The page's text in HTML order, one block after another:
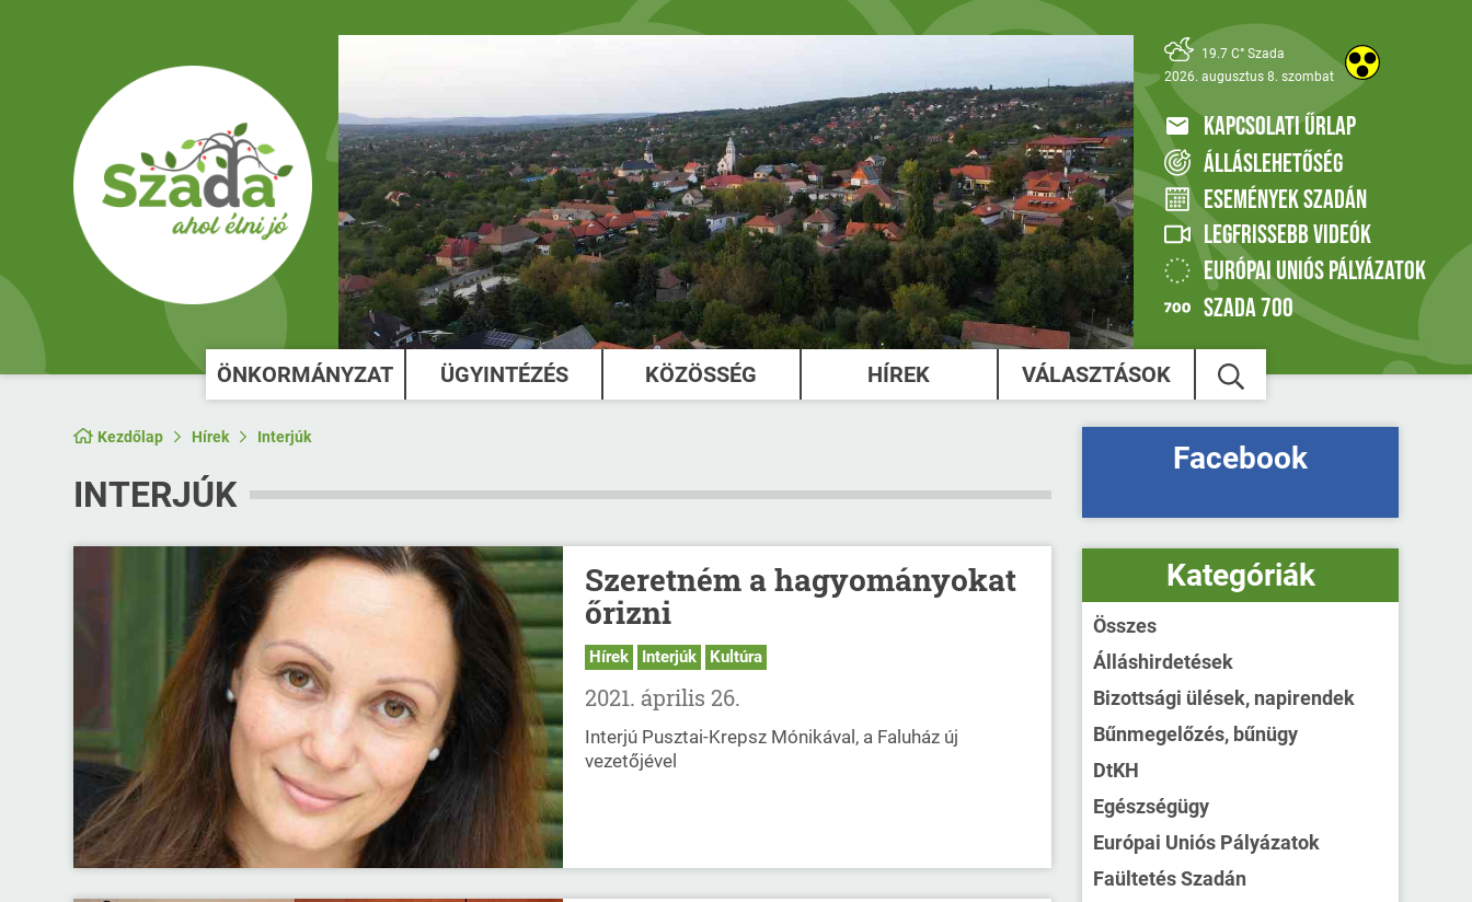
19.7 C° Szada
2026. augusztus 8. szombat
KAPCSOLATI ŰRLAP
ÁLLÁSLEHETŐSÉG
ESEMÉNYEK SZADÁN
LEGFRISSEBB VIDEÓK
EURÓPAI UNIÓS PÁLYÁZATOK
SZADA 700
ÖNKORMÁNYZAT ÜGYINTÉZÉS KÖZÖSSÉG HÍREK VÁLASZTÁSOK
Kezdőlap Hírek Interjúk
INTERJÚK
Szeretném a hagyományokat
őrizni
Hírek Interjúk Kultúra
2021. április 26.
Interjú Pusztai-Krepsz Mónikával, a Faluház új
vezetőjével
Facebook
Kategóriák
Összes
Álláshirdetések
Bizottsági ülések, napirendek
Bűnmegelőzés, bűnügy
DtKH
Egészségügy
Európai Uniós Pályázatok
Faültetés Szadán